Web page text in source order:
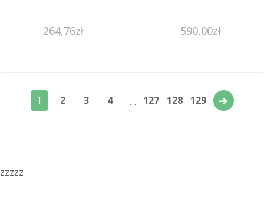
264,76zł 590,00zł
1 2 3 4 … 127 128 129
zzzzz